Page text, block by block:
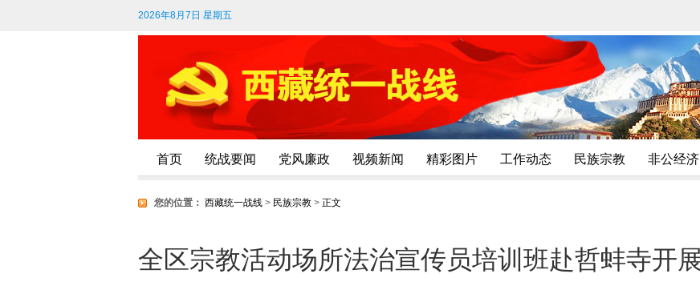
2026年8月7日 星期五
首页 统战要闻 党风廉政 视频新闻 精彩图片 工作动态 民族宗教 非公经济
您的位置： 西藏统一战线 > 民族宗教 > 正文
全区宗教活动场所法治宣传员培训班赴哲蚌寺开